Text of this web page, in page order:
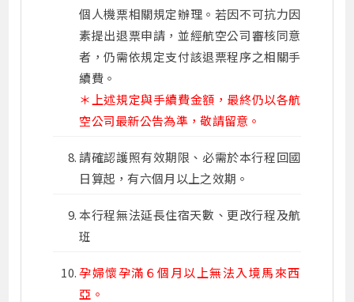
個人機票相關規定辦理。若因不可抗力因
素提出退票申請，並經航空公司審核同意
者，仍需依規定支付該退票程序之相關手
續費。
＊上述規定與手續費金額，最終仍以各航
空公司最新公告為準，敬請留意。
請確認護照有效期限、必需於本行程回國
日算起，有六個月以上之效期。
本行程無法延長住宿天數、更改行程及航
班
孕婦懷孕滿６個月以上無法入境馬來西
亞。